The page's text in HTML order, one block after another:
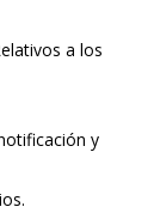
a los
y